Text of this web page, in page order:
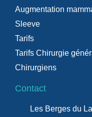
Augmentation
Sleeve
Tarifs
Tarifs Chirurgie
Chirurgiens
Contact
Les Berges du